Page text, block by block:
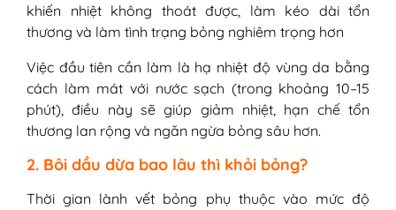
khiến nhiệt không thoát được, làm kéo dài tổn
thương và làm tình trạng bỏng nghiêm trọng hơn
Việc đầu tiên cần làm là hạ nhiệt độ vùng da bằng
cách làm mát với nước sạch (trong khoảng 10–15
phút), điều này sẽ giúp giảm nhiệt, hạn chế tổn
thương lan rộng và ngăn ngừa bỏng sâu hơn.
2. Bôi dầu dừa bao lâu thì khỏi bỏng?
Thời gian lành vết bỏng phụ thuộc vào mức độ